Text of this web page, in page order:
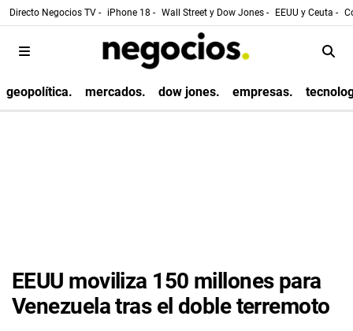
Directo Negocios TV - iPhone 18 - Wall Street y Dow Jones - EEUU y Ceuta -
geopolítica. mercados. dow jones. empresas.
EEUU moviliza 150 millones para
Venezuela tras el doble terremoto